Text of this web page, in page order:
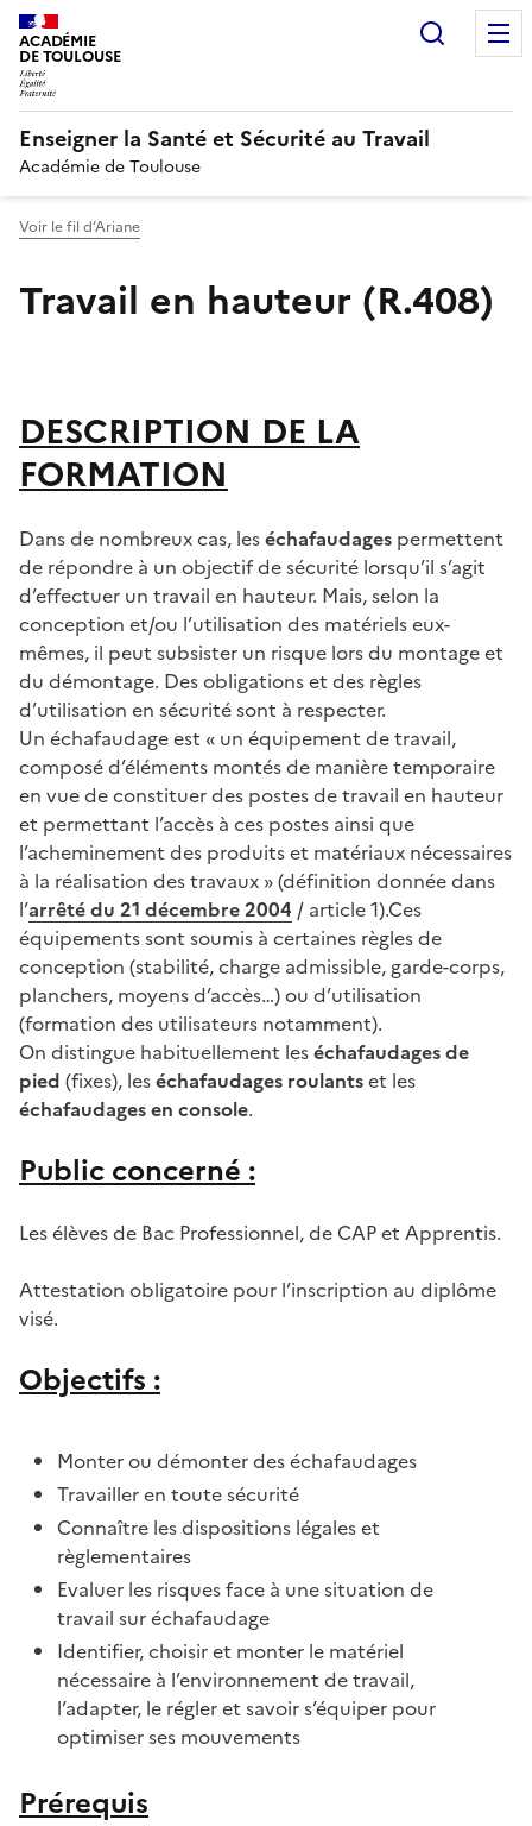
ACADÉMIE
DE TOULOUSE
Enseigner la Santé et Sécurité au Travail
Académie de Toulouse
Voir le fil d’Ariane
Travail en hauteur (R.408)
DESCRIPTION DE LA
FORMATION
Dans de nombreux cas, leséchafaudages permettent
de répondre à un objectif de sécurité lorsqu’il s’agit
d’effectuer un travail en hauteur. Mais, selon la
conception et/ou l’utilisation des matériels eux-
mêmes, il peut subsister un risque lors du montage et
du démontage. Des obligations et des règles
d’utilisation en sécurité sont à respecter.
Un échafaudage est « un équipement de travail,
composé d’éléments montés de manière temporaire
en vue de constituer des postes de travail en hauteur
et permettant l’accès à ces postes ainsi que
l’acheminement des produits et matériaux nécessaires
à la réalisation des travaux » (définition donnée dans
l’arrêté du 21 décembre 2004 / article 1).Ces
équipements sont soumis à certaines règles de
conception (stabilité, charge admissible, garde-corps,
planchers, moyens d’accès…) ou d’utilisation
(formation des utilisateurs notamment).
On distingue habituellement leséchafaudages de
pied (fixes), leséchafaudages roulantset les
échafaudages en console.
Public concerné :
Les élèves de Bac Professionnel, de CAP et Apprentis.
Attestation obligatoire pour l’inscription au diplôme
visé.
Objectifs :
Monter ou démonter des échafaudages
Travailler en toute sécurité
Connaître les dispositions légales et
règlementaires
Evaluer les risques face à une situation de
travail sur échafaudage
Identifier, choisir et monter le matériel
nécessaire à l’environnement de travail,
l’adapter, le régler et savoir s’équiper pour
optimiser ses mouvements
Prérequis